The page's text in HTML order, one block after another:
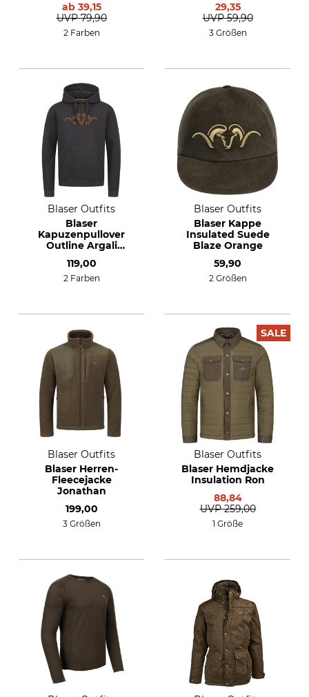
ab 39,15
UVP 79,90
2 Farben
29,35
UVP 59,90
3 Größen
Blaser Outfits
Blaser
Kapuzenpullover
Outline Argali
119,00
2 Farben
Blaser Outfits
Blaser Kappe
Insulated Suede
Blaze Orange
59,90
2 Größen
Blaser Outfits
Blaser Herren-
Fleecejacke
Jonathan
199,00
3 Größen
SALE
Blaser Outfits
Blaser Hemdjacke
Insulation Ron
88,84
UVP 259,00
1 Größe